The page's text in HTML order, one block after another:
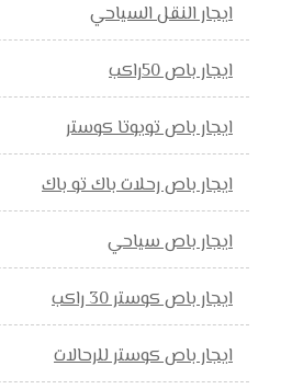
ايجار النقل السياحي
ايجار باص 50راكب
ايجار باص تويوتا كوستر
ايجار باص رحلات باك تو باك
ايجار باص سياحي
ايجار باص كوستر 30 راكب
ايجار باص كوستر للرحالات